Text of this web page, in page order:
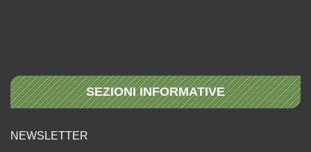
SEZIONI INFORMATIVE
NEWSLETTER